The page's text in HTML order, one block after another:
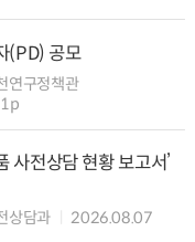
(PD) 공모
연구정책관
1p
사전상담 현황 보고서’
상담과
2026.08.07